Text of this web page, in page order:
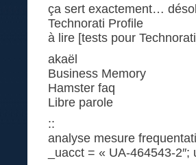
ça sert exactement…
Technorati Profile
à lire [tests pour
akaël
Business Memory
Hamster faq
Libre parole
::
analyse mesure
_uacct = « UA-464543-